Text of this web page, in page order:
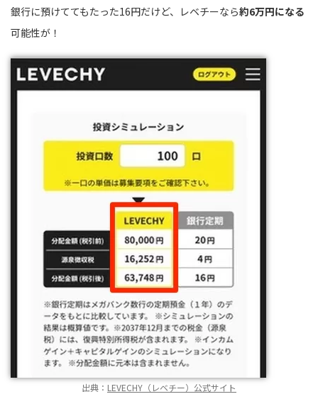
銀行に預けててもたった16円だけど、レベチーなら約6万円になる
可能性が！
出典： LEVECHY（レベチー）公式サイト